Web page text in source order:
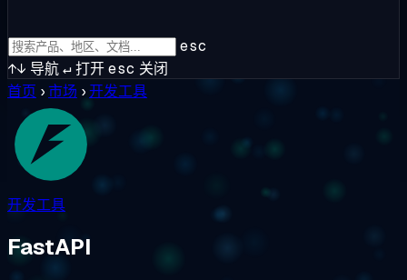
esc
↑↓ 导航↵打开esc 关闭
首页 ›市场 ›开发工具
开发工具
FastAPI